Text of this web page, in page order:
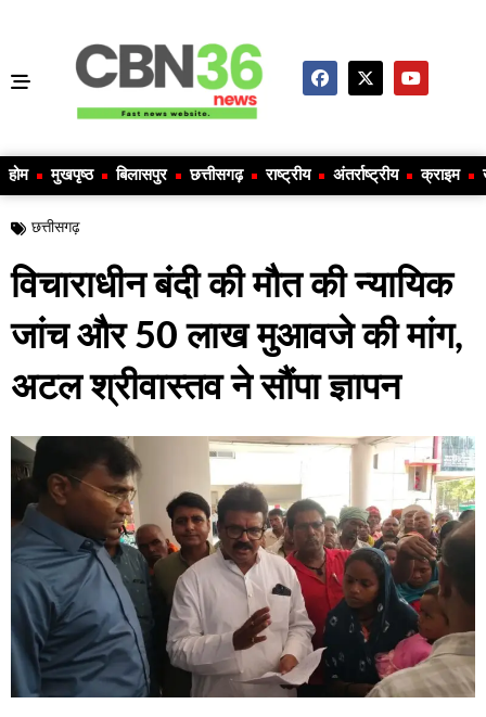
होम मुखपृष्ठ बिलासपुर छत्तीसगढ़ राष्ट्रीय अंतर्राष्ट्रीय क्राइम
छत्तीसगढ़
विचाराधीन बंदी की मौत की न्यायिक
जांच और 50 लाख मुआवजे की मांग,
अटल श्रीवास्तव ने सौंपा ज्ञापन